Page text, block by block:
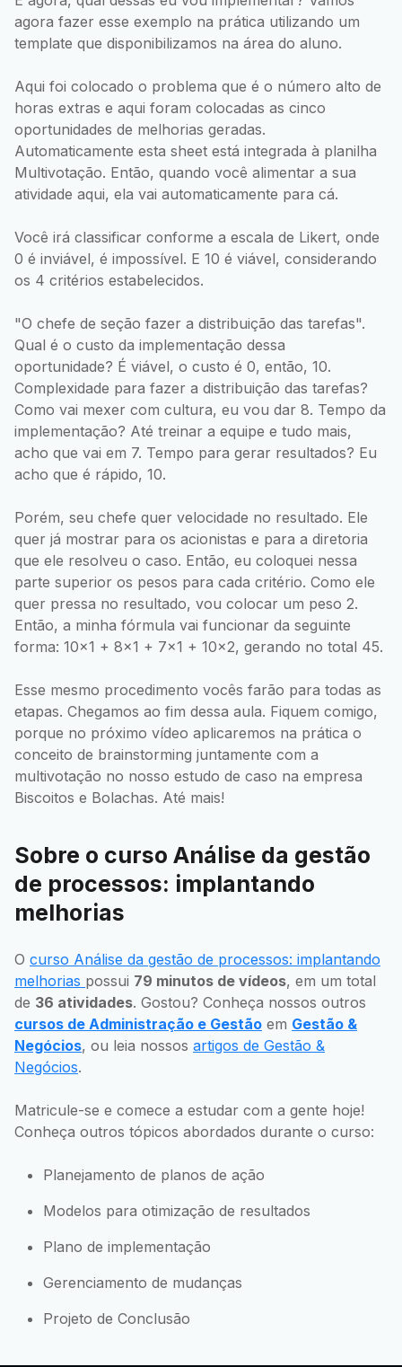
agora fazer esse exemplo na prática utilizando um
template que disponibilizamos na área do aluno.
Aqui foi colocado o problema que é o número alto de
horas extras e aqui foram colocadas as cinco
oportunidades de melhorias geradas.
Automaticamente esta sheet está integrada à planilha
Multivotação. Então, quando você alimentar a sua
atividade aqui, ela vai automaticamente para cá.
Você irá classificar conforme a escala de Likert, onde
0 é inviável, é impossível. E 10 é viável, considerando
os 4 critérios estabelecidos.
"O chefe de seção fazer a distribuição das tarefas".
Qual é o custo da implementação dessa
oportunidade? É viável, o custo é 0, então, 10.
Complexidade para fazer a distribuição das tarefas?
Como vai mexer com cultura, eu vou dar 8. Tempo da
implementação? Até treinar a equipe e tudo mais,
acho que vai em 7. Tempo para gerar resultados? Eu
acho que é rápido, 10.
Porém, seu chefe quer velocidade no resultado. Ele
quer já mostrar para os acionistas e para a diretoria
que ele resolveu o caso. Então, eu coloquei nessa
parte superior os pesos para cada critério. Como ele
quer pressa no resultado, vou colocar um peso 2.
Então, a minha fórmula vai funcionar da seguinte
forma: 10x1 + 8x1 + 7x1 + 10x2, gerando no total 45.
Esse mesmo procedimento vocês farão para todas as
etapas. Chegamos ao fim dessa aula. Fiquem comigo,
porque no próximo vídeo aplicaremos na prática o
conceito de brainstorming juntamente com a
multivotação no nosso estudo de caso na empresa
Biscoitos e Bolachas. Até mais!
Sobre o curso Análise da gestão
de processos: implantando
melhorias
O curso Análise da gestão de processos: implantando
melhorias possui 79 minutos de vídeos, em um total
de 36 atividades. Gostou? Conheça nossos outros
cursos de Administração e Gestão em Gestão &
Negócios, ou leia nossos artigos de Gestão &
Negócios.
Matricule-se e comece a estudar com a gente hoje!
Conheça outros tópicos abordados durante o curso:
Planejamento de planos de ação
Modelos para otimização de resultados
Plano de implementação
Gerenciamento de mudanças
Projeto de Conclusão